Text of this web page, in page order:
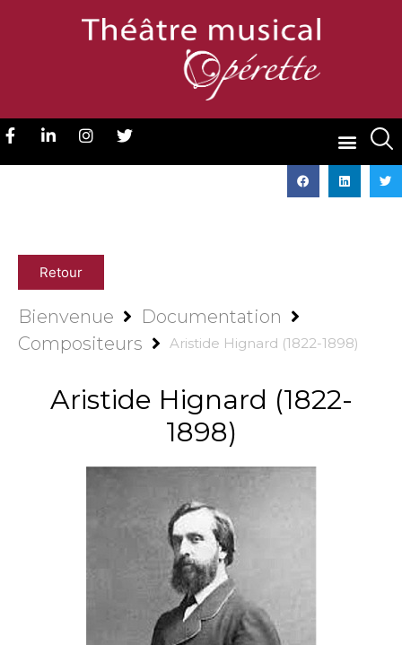
Retour
Bienvenue
Documentation
Compositeurs
Aristide Hignard (1822-1898)
Aristide Hignard (1822-
1898)